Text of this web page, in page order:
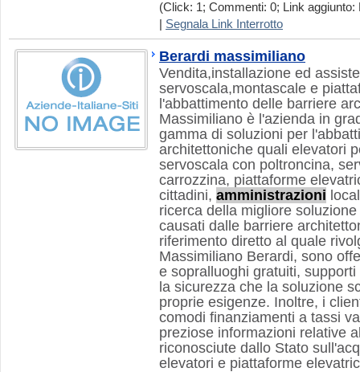
(Click: 1; Commenti: 0; Link aggiunto:
Segnala Link Interrotto
Berardi massimiliano
Vendita,installazione ed
servoscala,montascale e
l'abbattimento delle barriere
Massimiliano è l'azienda in
gamma di soluzioni per
architettoniche quali elevatori
servoscala con poltroncina,
carrozzina, piattaforme
cittadini, amministrazioni
ricerca della migliore
causati dalle barriere
riferimento diretto al quale
Massimiliano Berardi, sono
e sopralluoghi gratuiti,
la sicurezza che la soluzione
proprie esigenze. Inoltre, i
comodi finanziamenti a tassi
preziose informazioni relative
riconosciute dallo Stato
elevatori e piattaforme